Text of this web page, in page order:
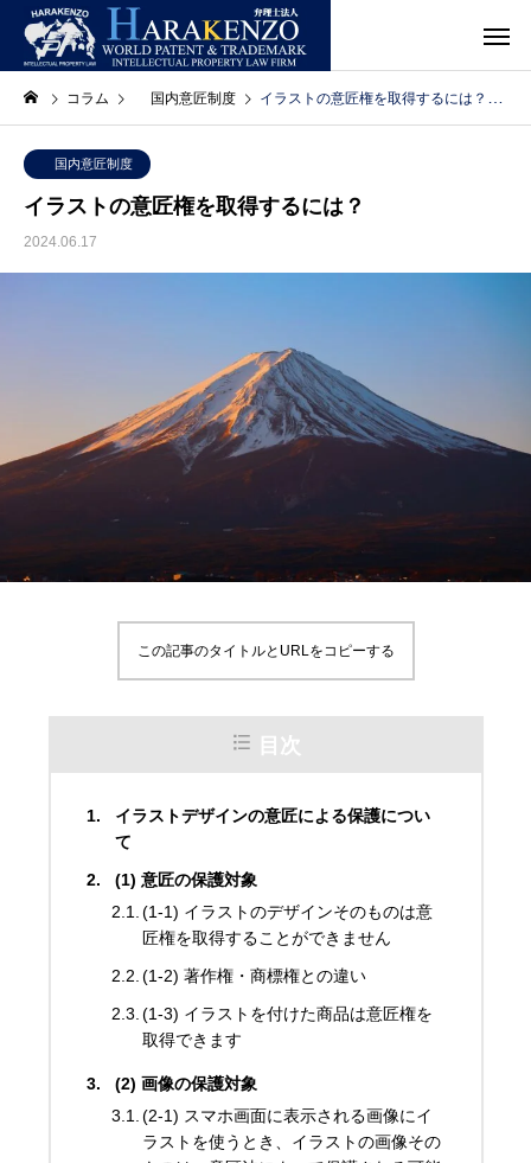
コラム 国内意匠制度 イラストの意匠権を取得するには？
国内意匠制度
イラストの意匠権を取得するには？
2024.06.17
この記事のタイトルとURLをコピーする
目次
イラストデザインの意匠による保護につい
て
(1) 意匠の保護対象
(1-1) イラストのデザインそのものは意
匠権を取得することができません
(1-2) 著作権・商標権との違い
(1-3) イラストを付けた商品は意匠権を
取得できます
(2) 画像の保護対象
(2-1) スマホ画面に表示される画像にイ
ラストを使うとき、イラストの画像その